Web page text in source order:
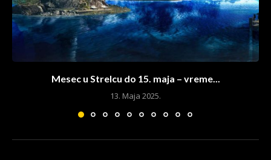
Mesec u Strelcu do 15. maja – vreme...
13. Maja 2025.